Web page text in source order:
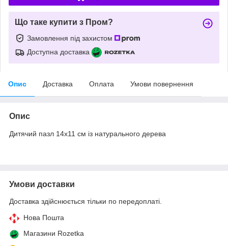
Що таке купити з Пром?
Замовлення під захистом
Доступна доставка
Опис Доставка Оплата Умови повернення
Опис
Дитячий пазл 14х11 см із натурального дерева
Умови доставки
Доставка здійснюється тільки по передоплаті.
Нова Пошта
Магазини Rozetka